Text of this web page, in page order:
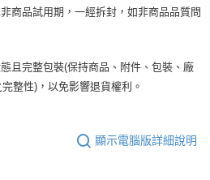
商品試用期，一經拆封，如非商品品質問
且完整包裝(保持商品、附件、包裝、廠
整性)，以免影響退貨權利。
顯示電腦版詳細說明